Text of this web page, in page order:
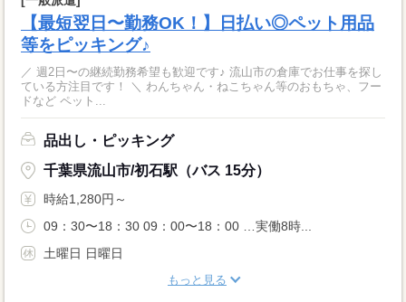
【最短翌日〜勤務OK！】日払い◎ペット用品
等をピッキング♪
／ 週2日〜の継続勤務希望も歓迎です♪ 流山市の倉庫でお仕事を探し
ている方注目です！ ＼ わんちゃん・ねこちゃん等のおもちゃ、フー
ドなど ペット...
品出し・ピッキング
千葉県流山市/初石駅（バス 15分）
時給1,280円～
09：30〜18：30 09：00〜18：00 …実働8時...
土曜日 日曜日
もっと見る